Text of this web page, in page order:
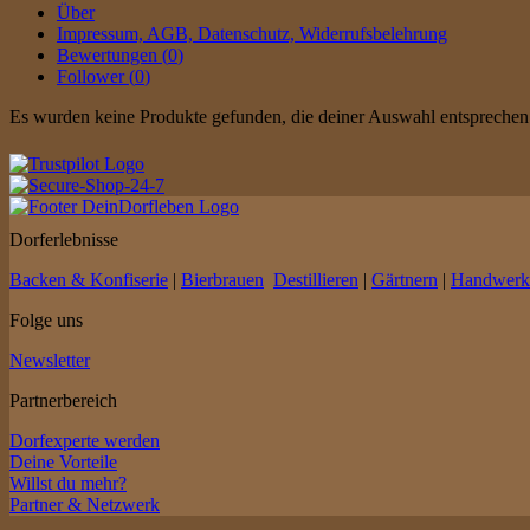
Über
Impressum, AGB, Datenschutz, Widerrufsbelehrung
Bewertungen (0)
Follower (0)
Es wurden keine Produkte gefunden, die deiner Auswahl
Dorferlebnisse
Backen & Konfiserie
Bierbrauen Destillieren Gärtnern Handwerk
Folge uns
Newsletter
Partnerbereich
Dorfexperte werden
Deine Vorteile
Willst du mehr?
Partner & Netzwerk